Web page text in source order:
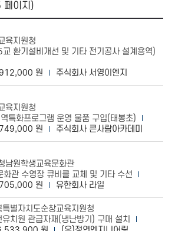
이지)
육지원청
환기설비개선 및 기타 전기공사 설계용역)
원 주식회사 서영이엔지
육지원청
특화프로그램 운영 물품 구입(태봉초)
원 주식회사 큰사람아카데미
남원학생교육문화관
화관 수영장 큐비클 교체 및 기타 수선
원 유한회사 라일
특별자치도순창교육지원청
유치원 관급자재(냉난방기) 구매 설치